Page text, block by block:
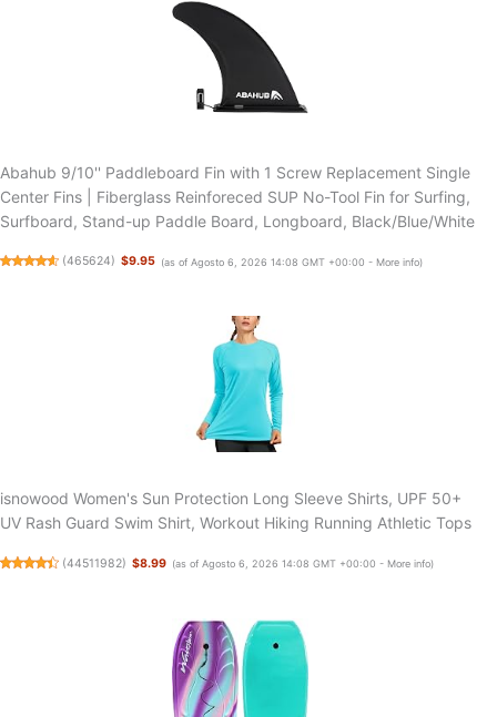
Abahub 9/10'' Paddleboard Fin with 1 Screw Replacement Single
Center Fins | Fiberglass Reinforeced SUP No-Tool Fin for Surfing,
Surfboard, Stand-up Paddle Board, Longboard, Black/Blue/White
(465624) $9.95 (as of Agosto 6, 2026 14:08 GMT +00:00 - More info)
isnowood Women's Sun Protection Long Sleeve Shirts, UPF 50+
UV Rash Guard Swim Shirt, Workout Hiking Running Athletic Tops
(44511982) $8.99 (as of Agosto 6, 2026 14:08 GMT +00:00 - More info)